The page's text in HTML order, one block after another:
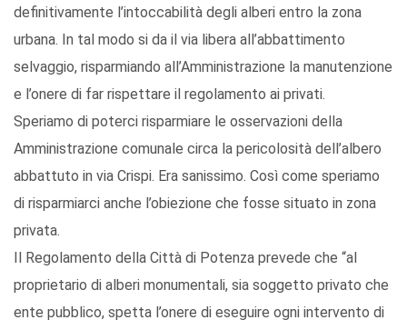
definitivamente l’intoccabilità degli alberi entro la zona
urbana. In tal modo si da il via libera all’abbattimento
selvaggio, risparmiando all’Amministrazione la manutenzione
e l’onere di far rispettare il regolamento ai privati.
Speriamo di poterci risparmiare le osservazioni della
Amministrazione comunale circa la pericolosità dell’albero
abbattuto in via Crispi. Era sanissimo. Così come speriamo
di risparmiarci anche l’obiezione che fosse situato in zona
privata.
Il Regolamento della Città di Potenza prevede che “al
proprietario di alberi monumentali, sia soggetto privato che
ente pubblico, spetta l’onere di eseguire ogni intervento di